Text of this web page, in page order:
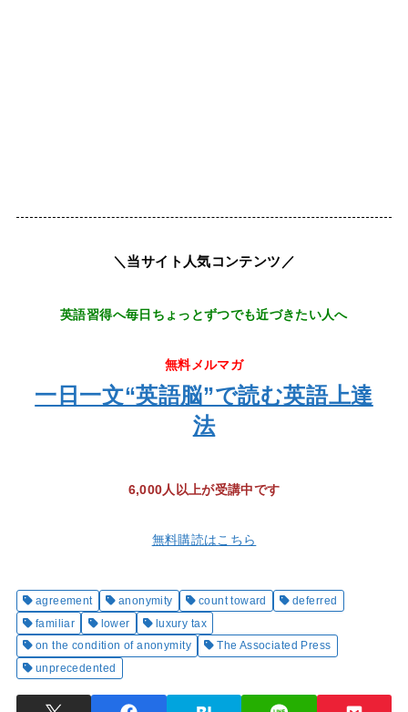
＼当サイト人気コンテンツ／
英語習得へ毎日ちょっとずつでも近づきたい人へ
無料メルマガ
一日一文“英語脳”で読む英語上達
法
6,000人以上が受講中です
無料購読はこちら
agreement anonymity count toward
deferred
familiar
lower
luxury tax
on the condition of anonymity
The Associated Press
unprecedented